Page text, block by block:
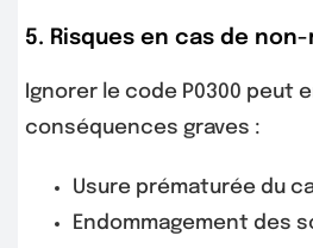
5. Risques en cas de
Ignorer le code P0300 peut
conséquences graves :
Usure prématurée du
Endommagement des